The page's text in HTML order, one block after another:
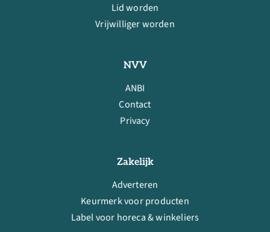
Lid worden
Vrijwilliger worden
NVV
ANBI
Contact
Privacy
Zakelijk
Adverteren
Keurmerk voor producten
Label voor horeca & winkeliers